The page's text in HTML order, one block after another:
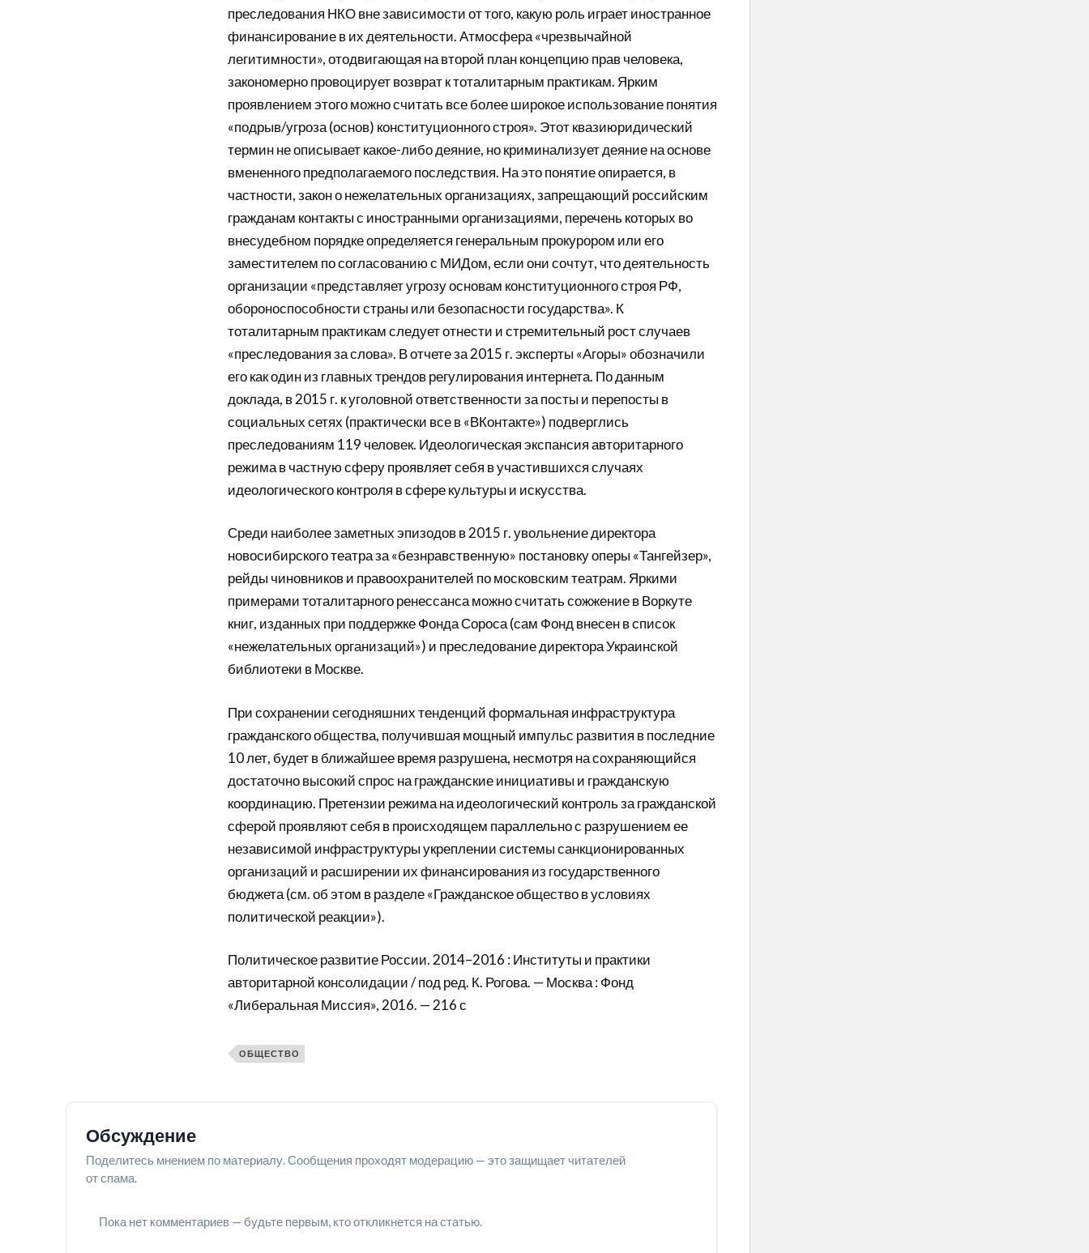
преследования НКО вне зависимости от того, какую роль играет иностранное
финансирование в их деятельности. Атмосфера «чрезвычайной
легитимности», отодвигающая на второй план концепцию прав человека,
закономерно провоцирует возврат к тоталитарным практикам. Ярким
проявлением этого можно считать все более широкое использование понятия
«подрыв/угроза (основ) конституционного строя». Этот квазиюридический
термин не описывает какое-либо деяние, но криминализует деяние на основе
вмененного предполагаемого последствия. На это понятие опирается, в
частности, закон о нежелательных организациях, запрещающий российским
гражданам контакты с иностранными организациями, перечень которых во
внесудебном порядке определяется генеральным прокурором или его
заместителем по согласованию с МИДом, если они сочтут, что деятельность
организации «представляет угрозу основам конституционного строя РФ,
обороноспособности страны или безопасности государства». К
тоталитарным практикам следует отнести и стремительный рост случаев
«преследования за слова». В отчете за 2015 г. эксперты «Агоры» обозначили
его как один из главных трендов регулирования интернета. По данным
доклада, в 2015 г. к уголовной ответственности за посты и перепосты в
социальных сетях (практически все в «ВКонтакте») подверглись
преследованиям 119 человек. Идеологическая экспансия авторитарного
режима в частную сферу проявляет себя в участившихся случаях
идеологического контроля в сфере культуры и искусства.
Среди наиболее заметных эпизодов в 2015 г. увольнение директора
новосибирского театра за «безнравственную» постановку оперы «Тангейзер»,
рейды чиновников и правоохранителей по московским театрам. Яркими
примерами тоталитарного ренессанса можно считать сожжение в Воркуте
книг, изданных при поддержке Фонда Сороса (сам Фонд внесен в список
«нежелательных организаций») и преследование директора Украинской
библиотеки в Москве.
При сохранении сегодняшних тенденций формальная инфраструктура
гражданского общества, получившая мощный импульс развития в последние
10 лет, будет в ближайшее время разрушена, несмотря на сохраняющийся
достаточно высокий спрос на гражданские инициативы и гражданскую
координацию. Претензии режима на идеологический контроль за гражданской
сферой проявляют себя в происходящем параллельно с разрушением ее
независимой инфраструктуры укреплении системы санкционированных
организаций и расширении их финансирования из государственного
бюджета (см. об этом в разделе «Гражданское общество в условиях
политической реакции»).
Политическое развитие России. 2014–2016 : Институты и практики
авторитарной консолидации / под ред. К. Рогова. — Москва : Фонд
«Либеральная Миссия», 2016. — 216 с
ОБЩЕСТВО
Обсуждение
Поделитесь мнением по материалу. Сообщения проходят модерацию — это защищает читателей
от спама.
Пока нет комментариев — будьте первым, кто откликнется на статью.